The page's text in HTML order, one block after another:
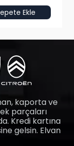
Ekle
kaporta ve
parçaları
Kredi kartına
gelsin. Elvan